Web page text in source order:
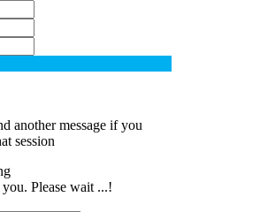
another message if you
session
Please wait ...!